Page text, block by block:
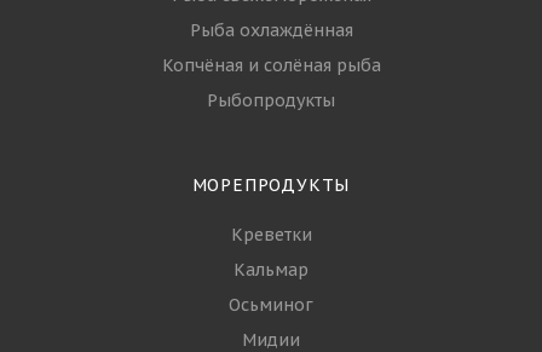
Рыба охлаждённая
Копчёная и солёная рыба
Рыбопродукты
МОРЕПРОДУКТЫ
Креветки
Кальмар
Осьминог
Мидии